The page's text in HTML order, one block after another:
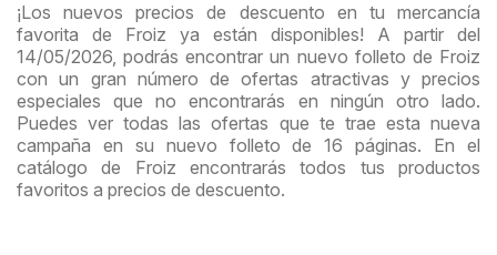
¡Los nuevos precios de descuento en tu mercancía
favorita de Froiz ya están disponibles! A partir del
14/05/2026, podrás encontrar un nuevo folleto de Froiz
con un gran número de ofertas atractivas y precios
especiales que no encontrarás en ningún otro lado.
Puedes ver todas las ofertas que te trae esta nueva
campaña en su nuevo folleto de 16 páginas. En el
catálogo de Froiz encontrarás todos tus productos
favoritos a precios de descuento.